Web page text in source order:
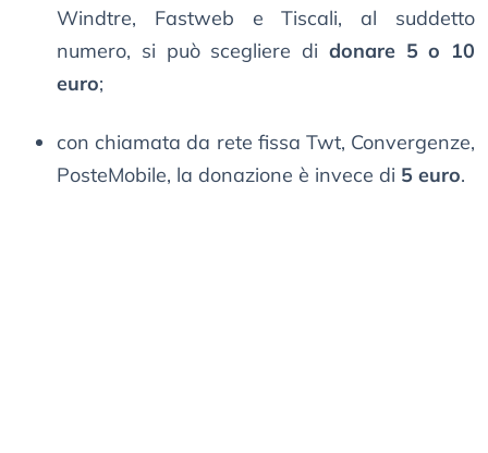
Windtre, Fastweb e Tiscali, al suddetto
numero, si può scegliere di donare 5 o 10
euro;
con chiamata da rete fissa Twt, Convergenze,
PosteMobile, la donazione è invece di 5 euro.